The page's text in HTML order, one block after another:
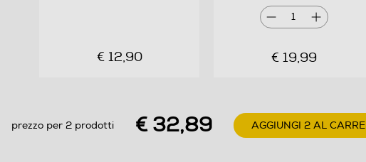
€ 12,90
1
€ 19,99
prezzo per 2 prodotti € 32,89 AGGIUNGI 2 AL